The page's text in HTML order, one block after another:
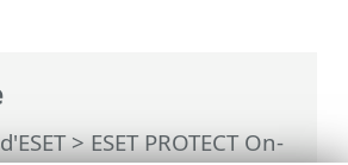
>ESET PROTECT On-